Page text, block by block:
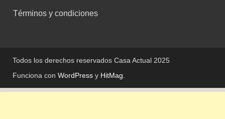
Términos y condiciones
Todos los derechos reservados Casa Actual 2025
Funciona con WordPress y HitMag